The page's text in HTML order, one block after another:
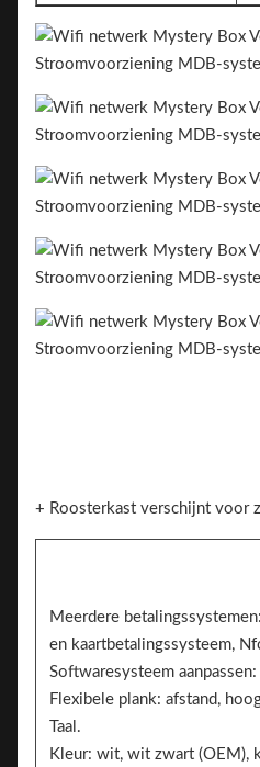
+ Roosterkast verschijnt voor
Meerdere
en kaartbetalingssysteem,
Softwaresysteem
Flexibele plank: afstand,
Taal.
Kleur: wit, wit zwart (OEM),